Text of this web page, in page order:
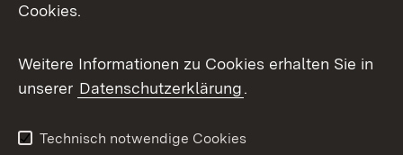
Cookies.
Weitere Informationen zu Cookies erhalten Sie in
unserer Datenschutzerklärung.
Technisch notwendige Cookies